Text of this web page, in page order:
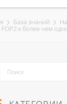
База знаний
к более чем